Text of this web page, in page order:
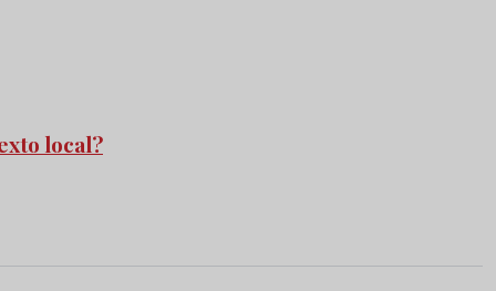
local?